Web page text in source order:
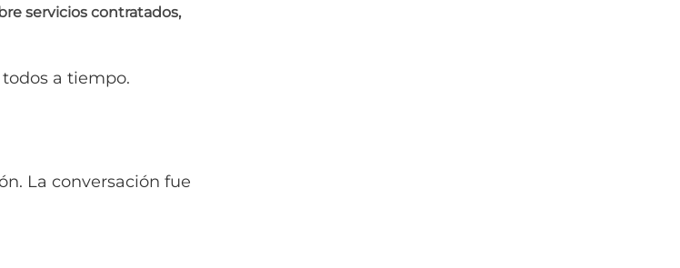
servicios contratados,
a tiempo.
La conversación fue